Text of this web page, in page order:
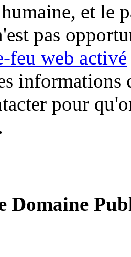
et le
pas
feu web activé
informations
pour
Domaine